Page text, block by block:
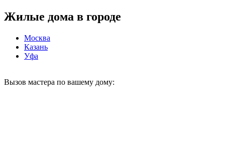
Жилые дома в городе
Москва
Казань
Уфа
Вызов мастера по вашему дому: